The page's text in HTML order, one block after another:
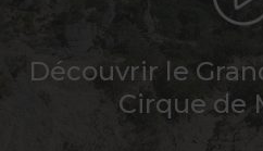
Découvrir le
Cirque de